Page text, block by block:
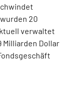
20
verwaltet
Milliarden Dollar